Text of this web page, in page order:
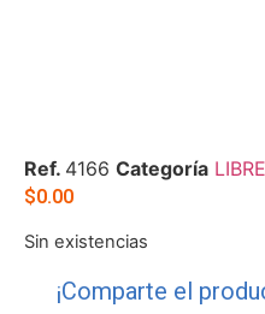
Ref. 4166 Categoría
$0.00
Sin existencias
¡Comparte el